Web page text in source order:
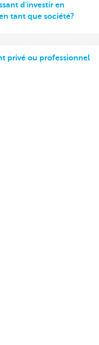
d'investir en
tant que société?
privé ou professionnel